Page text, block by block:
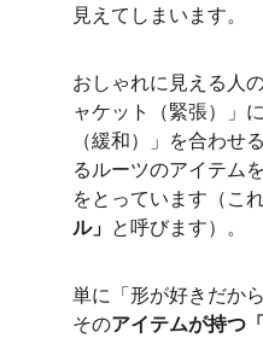
見えてしまいます。
おしゃれに見える人
ャケット（緊張）」
（緩和）」を合わせ
るルーツのアイテム
をとっています（こ
ル」 と呼びます）。
単に「形が好きだか
そのアイテムが持つ